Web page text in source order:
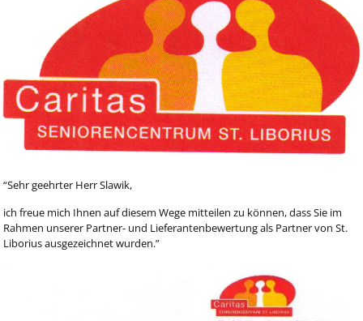
“Sehr geehrter Herr Slawik,
ich freue mich Ihnen auf diesem Wege mitteilen zu können, dass Sie im
Rahmen unserer Partner- und Lieferantenbewertung als Partner von St.
Liborius ausgezeichnet wurden.”